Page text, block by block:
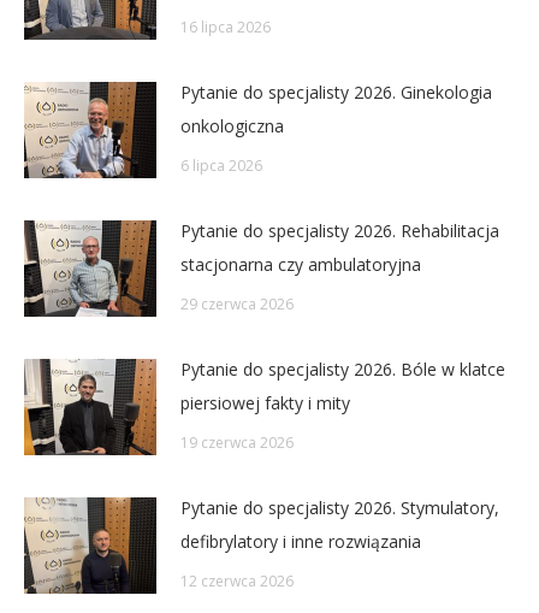
16 lipca 2026
Pytanie do specjalisty 2026. Ginekologia
onkologiczna
6 lipca 2026
Pytanie do specjalisty 2026. Rehabilitacja
stacjonarna czy ambulatoryjna
29 czerwca 2026
Pytanie do specjalisty 2026. Bóle w klatce
piersiowej fakty i mity
19 czerwca 2026
Pytanie do specjalisty 2026. Stymulatory,
defibrylatory i inne rozwiązania
12 czerwca 2026